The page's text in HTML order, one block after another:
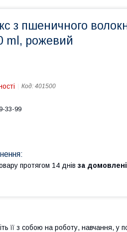
з пшеничного
ml, рожевий
Код: 401500
33-99
протягом 14 днів за
її з собою на роботу, навчання, у